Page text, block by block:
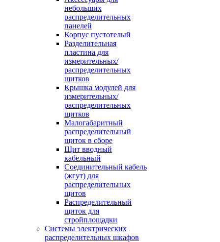
небольших
распределительных
панелей
Корпус пустотелый
Разделительная
пластина для
измерительных/
распределительных
щитков
Крышка модулей для
измерительных/
распределительных
щитков
Малогабаритный
распределительный
щиток в сборе
Щит вводный
кабельный
Соединительный кабель
(жгут) для
распределительных
щитов
Распределительный
щиток для
стройплощадки
Системы электрических
распределительных шкафов